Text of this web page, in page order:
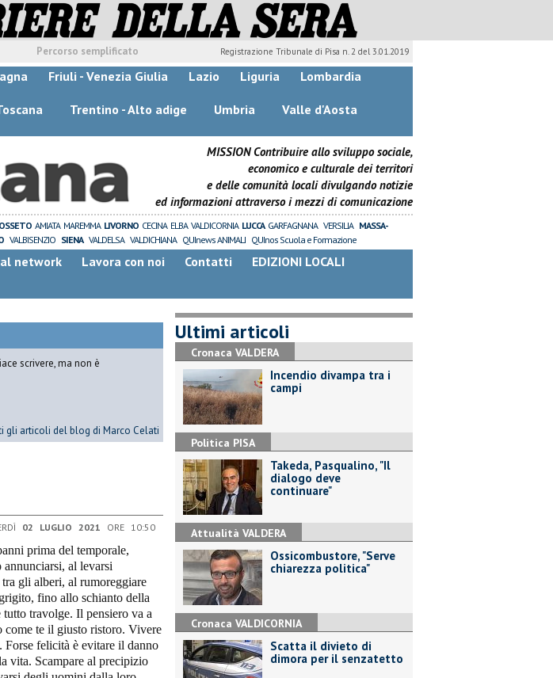
Percorso semplificato Registrazione Tribunale di Pisa n. 2 del 3.01.2019
Friuli - Venezia Giulia Lazio Liguria
Lombardia
Trentino - Alto adige Umbria
Valle d'Aosta
MISSION Contribuire allo sviluppo sociale,
economico e culturale dei territori
e delle comunità locali divulgando notizie
ed informazioni attraverso i mezzi di comunicazione
AMIATA MAREMMA LIVORNO CECINA ELBA VALDICORNIA LUCCA GARFAGNANA VERSILIA MASSA-
VALBISENZIO SIENA VALDELSA VALDICHIANA QUInews ANIMALI QUInos Scuola e Formazione
network Lavora con noi Contatti
EDIZIONI LOCALI
scrivere, ma non è
gli articoli del blog di Marco Celati
02 LUGLIO 2021 ORE 10:50
prima del temporale,
annunciarsi, al levarsi
gli alberi, al rumoreggiare
fino allo schianto della
tutto travolge. Il pensiero va a
come te il giusto ristoro. Vivere
Forse felicità è evitare il danno
vita. Scampare al precipizio
Ultimi articoli
Cronaca VALDERA
Incendio divampa tra i
campi
Politica PISA
Takeda, Pasqualino, "Il
dialogo deve
continuare"
Attualità VALDERA
Ossicombustore, "Serve
chiarezza politica"
Cronaca VALDICORNIA
Scatta il divieto di
dimora per il senzatetto